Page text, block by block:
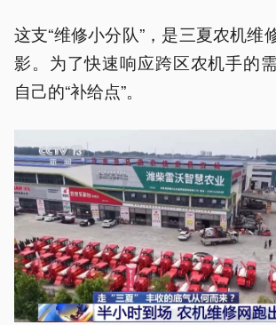
这支“维修小分队”，是三夏农机维
影。为了快速响应跨区农机手的
自己的“补给点”。